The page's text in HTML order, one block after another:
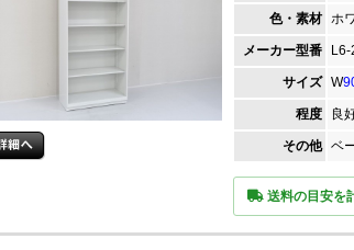
色・素材 ホ
メーカー型番
サイズ W
程度 良
その他 ベ
送料の目安を